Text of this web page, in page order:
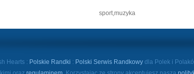
sport,muzyka
Hearts : Polskie Randki : Polski Serwis Randkowy dla Polek i